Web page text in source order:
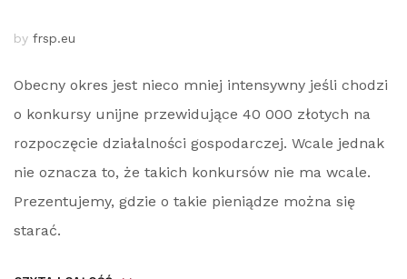
by frsp.eu
Obecny okres jest nieco mniej intensywny jeśli chodzi
o konkursy unijne przewidujące 40 000 złotych na
rozpoczęcie działalności gospodarczej. Wcale jednak
nie oznacza to, że takich konkursów nie ma wcale.
Prezentujemy, gdzie o takie pieniądze można się
starać.